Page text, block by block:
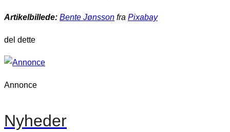
Artikelbillede: Bente Jønsson fra Pixabay
del dette
Annonce
Nyheder